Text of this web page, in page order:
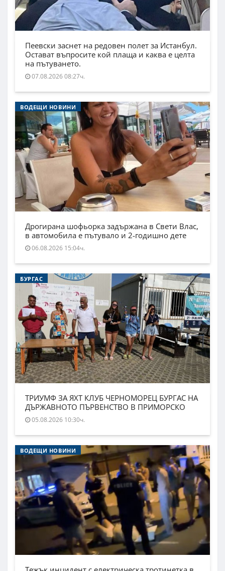
Пеевски заснет на редовен полет за Истанбул.
Остават въпросите кой плаща и каква е целта
на пътуването.
07.08.2026 08:27ч.
ВОДЕЩИ НОВИНИ
Дрогирана шофьорка задържана в Свети Влас,
в автомобила е пътувало и 2-годишно дете
06.08.2026 15:04ч.
БУРГАС
ТРИУМФ ЗА ЯХТ КЛУБ ЧЕРНОМОРЕЦ БУРГАС НА
ДЪРЖАВНОТО ПЪРВЕНСТВО В ПРИМОРСКО
05.08.2026 10:30ч.
ВОДЕЩИ НОВИНИ